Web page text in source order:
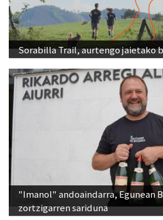
Sorabilla Trail, aurtengo jaietako
"Imanol" andoaindarra, Egunean
zortzigarren sariduna